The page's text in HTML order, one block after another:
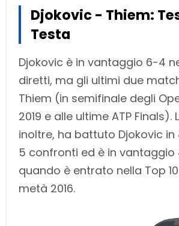
Djokovic - Thiem:
Testa
Djokovic è in vantaggio 6-4
diretti, ma gli ultimi due
Thiem (in semifinale degli
2019 e alle ultime ATP Finals).
inoltre, ha battuto Djokovic in
5 confronti ed è in
quando è entrato nella Top
metà 2016.